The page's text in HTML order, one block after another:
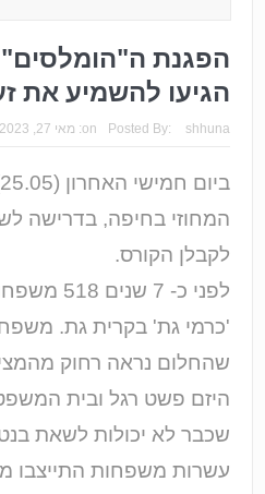
הגיעו להשמיע את
Posted By: shhuna
on: מאי 27, 2023
המחוזי בחיפה, בדרישה
לקבלן הקורס.
'כרמי גת' בקרית גת.
היזם פשט רגל ובית
שכבר לא יכולות לשאת
עשרות משפחות התייצבו